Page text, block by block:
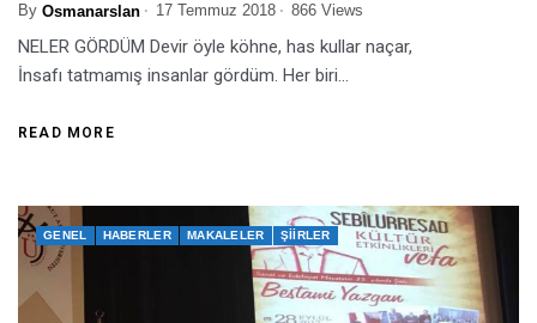
By Osmanarslan 17 Temmuz 2018 866 Views
NELER GÖRDÜM Devir öyle köhne, has kullar naçar,
İnsafı tatmamış insanlar gördüm. Her biri...
READ MORE
GENEL HABERLER MAKALELER ŞIIRLER